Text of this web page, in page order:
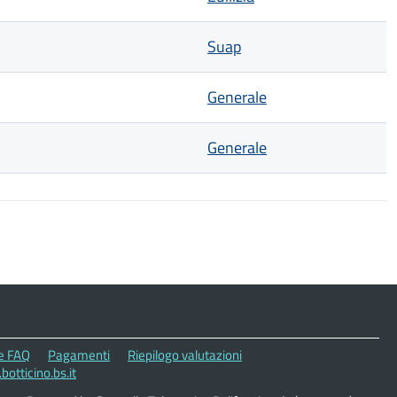
Suap
Generale
Generale
FAQ Pagamenti
Riepilogo valutazioni